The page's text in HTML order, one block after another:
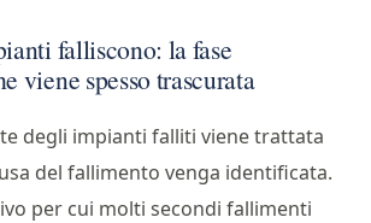
falliscono: la fase
viene spesso trascurata
degli impianti falliti viene trattata
del fallimento venga identificata.
per cui molti secondi fallimenti